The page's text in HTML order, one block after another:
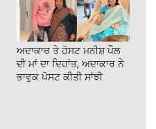
ਅਦਾਕਾਰ ਤੇ ਹੋਸਟ ਮਨੀਸ਼ ਪੌਲ
ਦੀ ਮਾਂ ਦਾ ਦਿਹਾਂਤ, ਅਦਾਕਾਰ ਨੇ
ਭਾਵੁਕ ਪੋਸਟ ਕੀਤੀ ਸਾਂਝੀ